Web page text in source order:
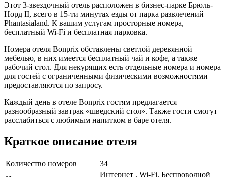
Этот 3-звездочный отель расположен в бизнес-парке Брюль-
Норд II, всего в 15-ти минутах езды от парка развлечений
Phantasialand. К вашим услугам просторные номера,
бесплатный Wi-Fi и бесплатная парковка.
Номера отеля Bonprix обставлены светлой деревянной
мебелью, в них имеется бесплатный чай и кофе, а также
рабочий стол. Для некурящих есть отдельные номера и номера
для гостей с ограниченными физическими возможностями
предоставляются по запросу.
Каждый день в отеле Bonprix гостям предлагается
разнообразный завтрак «шведский стол». Также гости смогут
расслабиться с любимым напитком в баре отеля.
Краткое описание отеля
Количество номеров
34
Интернет , Wi-Fi, Беспроводной